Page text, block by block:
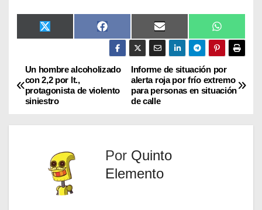
X
(
i
t
t
e
r
F
a
e
b
o
k
E
m
i
l
W
h
t
s
A
p
p
Informe de situación por
alerta roja por frío extremo
para personas en situación
de calle
Un hombre alcoholizado
con 2,2 por lt.,
protagonista de violento
siniestro
Por Quinto
Elemento